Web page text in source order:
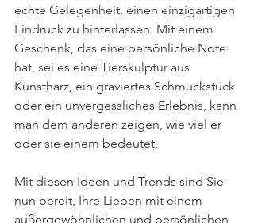
echte Gelegenheit, einen einzigartigen
Eindruck zu hinterlassen. Mit einem
Geschenk, das eine persönliche Note
hat, sei es eine Tierskulptur aus
Kunstharz, ein graviertes Schmuckstück
oder ein unvergessliches Erlebnis, kann
man dem anderen zeigen, wie viel er
oder sie einem bedeutet.
Mit diesen Ideen und Trends sind Sie
nun bereit, Ihre Lieben mit einem
außergewöhnlichen und persönlichen